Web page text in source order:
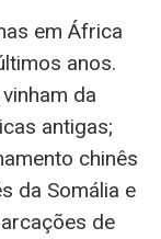
em África
anos.
da
antigas;
chinês
da Somália e
de